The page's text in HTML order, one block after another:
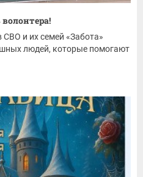
и их семей «Забота»
людей, которые помогают